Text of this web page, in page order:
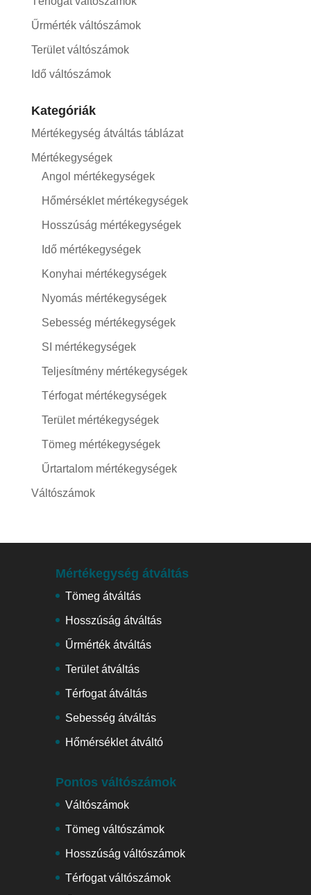
Űrmérték váltószámok
Terület váltószámok
Idő váltószámok
Kategóriák
Mértékegység átváltás táblázat
Mértékegységek
Angol mértékegységek
Hőmérséklet mértékegységek
Hosszúság mértékegységek
Idő mértékegységek
Konyhai mértékegységek
Nyomás mértékegységek
Sebesség mértékegységek
SI mértékegységek
Teljesítmény mértékegységek
Térfogat mértékegységek
Terület mértékegységek
Tömeg mértékegységek
Űrtartalom mértékegységek
Váltószámok
Mértékegység átváltás
Tömeg átváltás
Hosszúság átváltás
Űrmérték átváltás
Terület átváltás
Térfogat átváltás
Sebesség átváltás
Hőmérséklet átváltó
Pontos váltószámok
Váltószámok
Tömeg váltószámok
Hosszúság váltószámok
Térfogat váltószámok